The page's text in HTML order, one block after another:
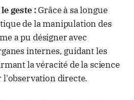
geste :Grâce à sa longue
de la manipulation des
a pu désigner avec
internes, guidant les
la véracité de la science
l'observation directe.